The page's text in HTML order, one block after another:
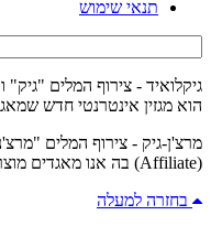
תנאי שימוש
גיקלואיד - צירוף המלים "גיק"
הוא מגזין אינטרנטי חדש
מרצ'ן-גיק - צירוף המלים
(Affiliate) בה אנו מאגדים מוצרים מגניבים מרחבי הרשת.
בחזרה למעלה